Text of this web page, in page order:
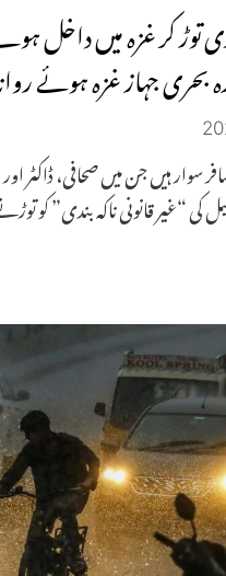
بندی توڑ کر غزہ میں
بحری جہاز غزہ ہوئے
ہیں جن میں صحافی، ڈاکٹر اور
کی “غیر قانونی ناکہ بندی” کو